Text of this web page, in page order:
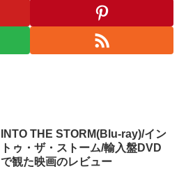
INTO THE STORM(Blu-ray)/イン
トゥ・ザ・ストーム/輸入盤DVD
で観た映画のレビュー